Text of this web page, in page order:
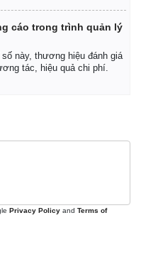
sự - Quốc phòng
cáo trong trình quản lý
này, thương hiệu đánh giá
tác, hiệu quả chi phí.
Privacy Policy and Terms of